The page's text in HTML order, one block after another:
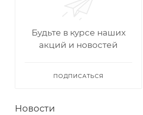
Будьте в курсе наших
акций и новостей
ПОДПИСАТЬСЯ
Новости